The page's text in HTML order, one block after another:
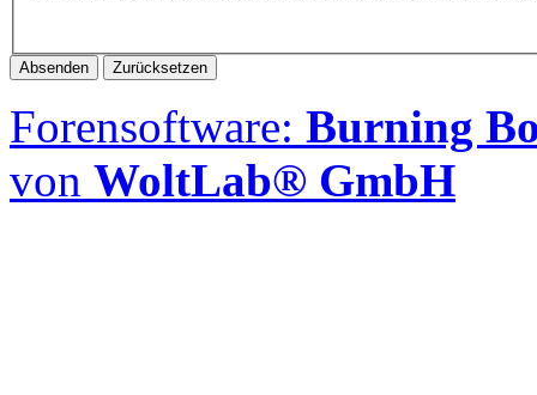
Forensoftware: Burning
von WoltLab® GmbH